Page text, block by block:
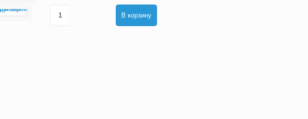
В корзину